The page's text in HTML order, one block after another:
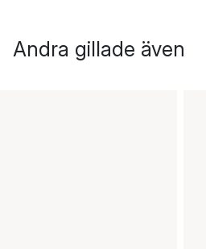
Andra gillade även